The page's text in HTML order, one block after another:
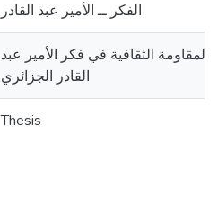
الفكر ــ الأمير عبد القادر
المقاومة الثقافية في فكر الأمير عبد
القادر الجزائري
Thesis